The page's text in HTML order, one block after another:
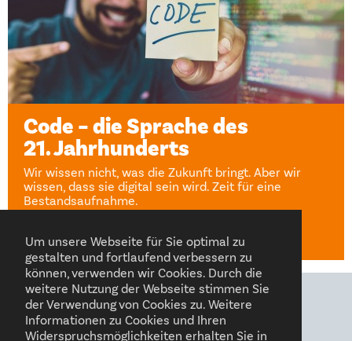
Um unsere Webseite für Sie optimal zu
gestalten und fortlaufend verbessern zu
können, verwenden wir Cookies. Durch die
weitere Nutzung der Webseite stimmen Sie
der Verwendung von Cookies zu. Weitere
Informationen zu Cookies und Ihren
Widerspruchsmöglichkeiten erhalten Sie in
Code – die Sprache des
21. Jahrhunderts
Wir wissen nicht, was die Zukunft bringt. Aber wir
wissen, dass sie digital sein wird. Zeit für eine
Bestandsaufnahme.
12. Mai 2023
FOLGEN SIE UNS AUF